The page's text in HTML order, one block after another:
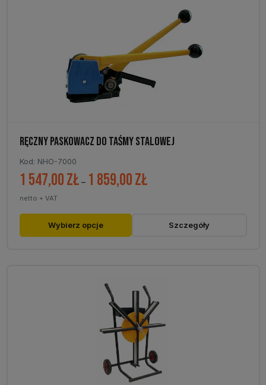
RĘCZNY PASKOWACZ DO TAŚMY STALOWEJ
Kod: NHO-7000
1 547,00zł – 1 859,00zł
netto + VAT
Wybierz opcje
Ten
produkt
Szczegóły